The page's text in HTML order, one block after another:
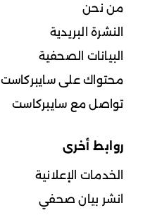
من نحن
النشرة البريدية
البيانات الصحفية
محتواك على سايبركاست
تواصل مع سايبركاست
روابط أخرى
الخدمات الإعلانية
انشر بيان صحفي